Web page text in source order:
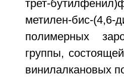
трет-
метилен-бис-
полимерных
группы,
винилалкановых